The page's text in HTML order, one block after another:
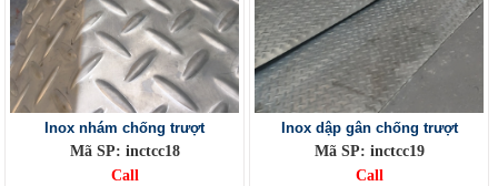
Inox nhám chống trượt
Mã SP: inctcc18
Call
Inox dập gân chống trượt
Mã SP: inctcc19
Call